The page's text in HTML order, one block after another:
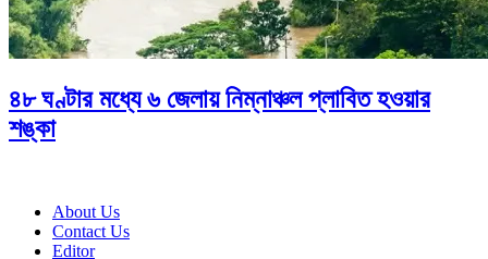
৪৮ ঘণ্টার মধ্যে ৬ জেলায় নিম্নাঞ্চল প্লাবিত হওয়ার
শঙ্কা
About Us
Contact Us
Editor